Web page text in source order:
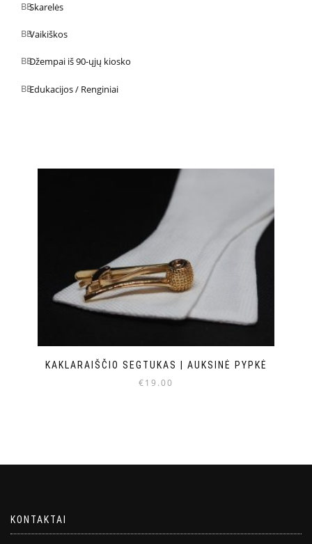
Skarelės
Vaikiškos
Džempai iš 90-ųjų kiosko
Edukacijos / Renginiai
KAKLARAIŠČIO SEGTUKAS | AUKSINĖ PYPKĖ
€19.00
KONTAKTAI